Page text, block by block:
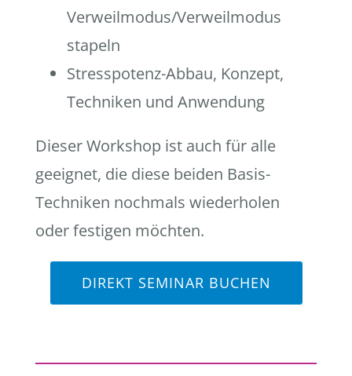
Verweilmodus/Verweilmodus
stapeln
Stresspotenz-Abbau, Konzept,
Techniken und Anwendung
Dieser Workshop ist auch für alle
geeignet, die diese beiden Basis-
Techniken nochmals wiederholen
oder festigen möchten.
DIREKT SEMINAR BUCHEN